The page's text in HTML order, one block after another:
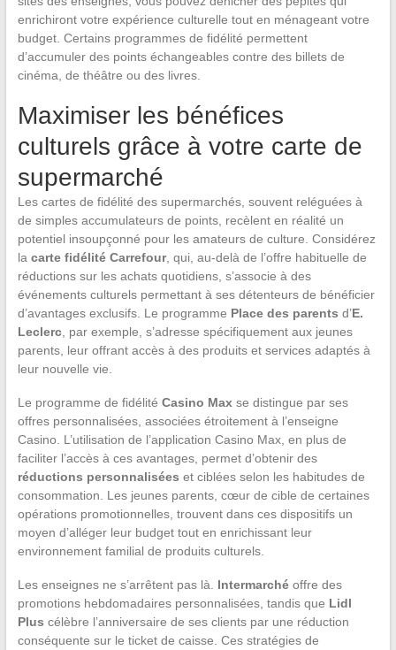
enrichiront votre expérience culturelle tout en ménageant votre
budget. Certains programmes de fidélité permettent
d’accumuler des points échangeables contre des billets de
cinéma, de théâtre ou des livres.
Maximiser les bénéfices
culturels grâce à votre carte de
supermarché
Les cartes de fidélité des supermarchés, souvent reléguées à
de simples accumulateurs de points, recèlent en réalité un
potentiel insoupçonné pour les amateurs de culture. Considérez
la carte fidélité Carrefour, qui, au-delà de l’offre habituelle de
réductions sur les achats quotidiens, s’associe à des
événements culturels permettant à ses détenteurs de bénéficier
d’avantages exclusifs. Le programme Place des parents d’E.
Leclerc, par exemple, s’adresse spécifiquement aux jeunes
parents, leur offrant accès à des produits et services adaptés à
leur nouvelle vie.
Le programme de fidélité Casino Maxse distingue par ses
offres personnalisées, associées étroitement à l’enseigne
Casino. L’utilisation de l’application Casino Max, en plus de
faciliter l’accès à ces avantages, permet d’obtenir des
réductions personnalisées et ciblées selon les habitudes de
consommation. Les jeunes parents, cœur de cible de certaines
opérations promotionnelles, trouvent dans ces dispositifs un
moyen d’alléger leur budget tout en enrichissant leur
environnement familial de produits culturels.
Les enseignes ne s’arrêtent pas là. Intermarchéoffre des
promotions hebdomadaires personnalisées, tandis que Lidl
Plus célèbre l’anniversaire de ses clients par une réduction
conséquente sur le ticket de caisse. Ces stratégies de